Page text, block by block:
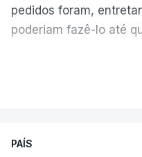
pedidos foram,
poderiam fazê-lo até
No domingo, estavam
PAÍS